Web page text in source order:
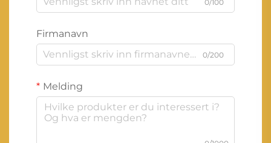
0/100
Firmanavn
0/200
Melding